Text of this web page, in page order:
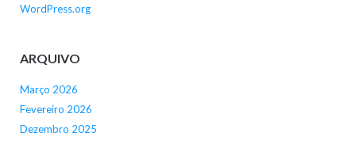
WordPress.org
ARQUIVO
Março 2026
Fevereiro 2026
Dezembro 2025